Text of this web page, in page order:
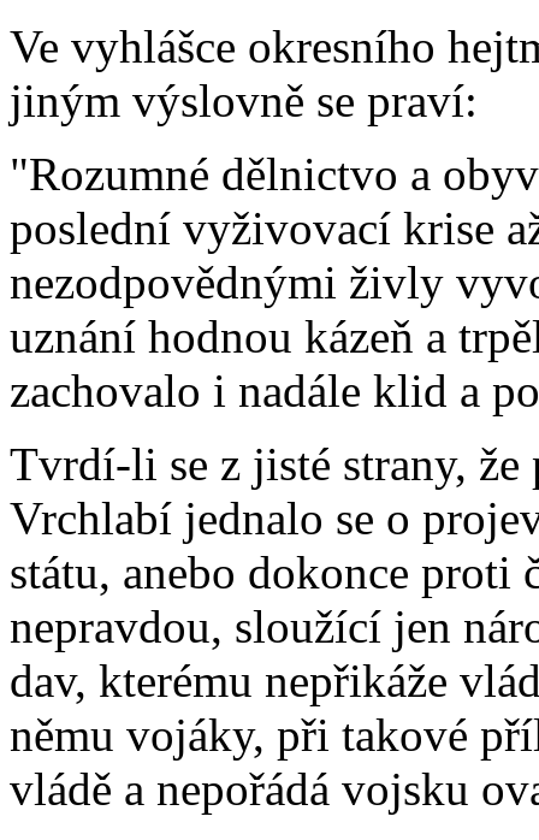
Ve vyhlášce okresního
jiným výslovně se praví:
"Rozumné dělnictvo a
poslední vyživovací krise
nezodpovědnými živly
uznání hodnou kázeň a
zachovalo i nadále klid a
Tvrdí-li se z jisté strany, že
Vrchlabí jednalo se o
státu, anebo dokonce proti
nepravdou, sloužící jen
dav, kterému nepřikáže
němu vojáky, při takové
vládě a nepořádá vojsku